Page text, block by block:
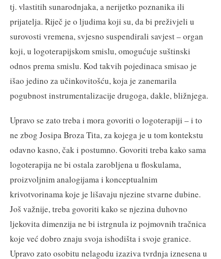
tj. vlastitih sunarodnjaka, a nerijetko poznanika ili
prijatelja. Riječ je o ljudima koji su, da bi preživjeli u
surovosti vremena, svjesno suspendirali savjest – organ
koji, u logoterapijskom smislu, omogućuje suštinski
odnos prema smislu. Kod takvih pojedinaca smisao je
išao jedino za učinkovitošću, koja je zanemarila
pogubnost instrumentalizacije drugoga, dakle, bližnjega.
Upravo se zato treba i mora govoriti o logoterapiji – i to
ne zbog Josipa Broza Tita, za kojega je u tom kontekstu
odavno kasno, čak i postumno. Govoriti treba kako sama
logoterapija ne bi ostala zarobljena u floskulama,
proizvoljnim analogijama i konceptualnim
krivotvorinama koje je lišavaju njezine stvarne dubine.
Još važnije, treba govoriti kako se njezina duhovno
ljekovita dimenzija ne bi istrgnula iz pojmovnih tračnica
koje već dobro znaju svoja ishodišta i svoje granice.
Upravo zato osobitu nelagodu izaziva tvrdnja iznesena u